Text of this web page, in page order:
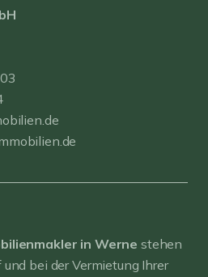
in Werne stehen
bei der Vermietung Ihrer